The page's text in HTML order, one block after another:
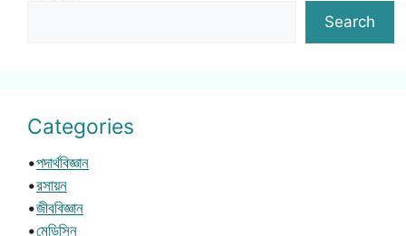
Search
Categories
•পদার্থবিজ্ঞান
•রসায়ন
•জীববিজ্ঞান
•মেডিসিন